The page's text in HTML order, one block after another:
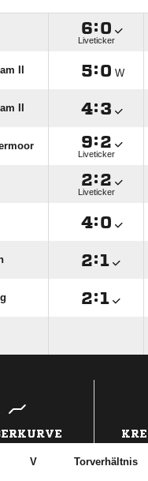
:
Liveticker
II : W
II :
:
Liveticker
:
Liveticker
:
:
:
V Torverhältnis